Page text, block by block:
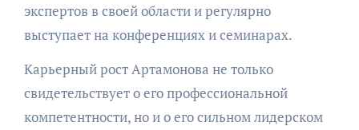
экспертов в своей области и регулярно
выступает на конференциях и семинарах.
Карьерный рост Артамонова не только
свидетельствует о его профессиональной
компетентности, но и о его сильном лидерском